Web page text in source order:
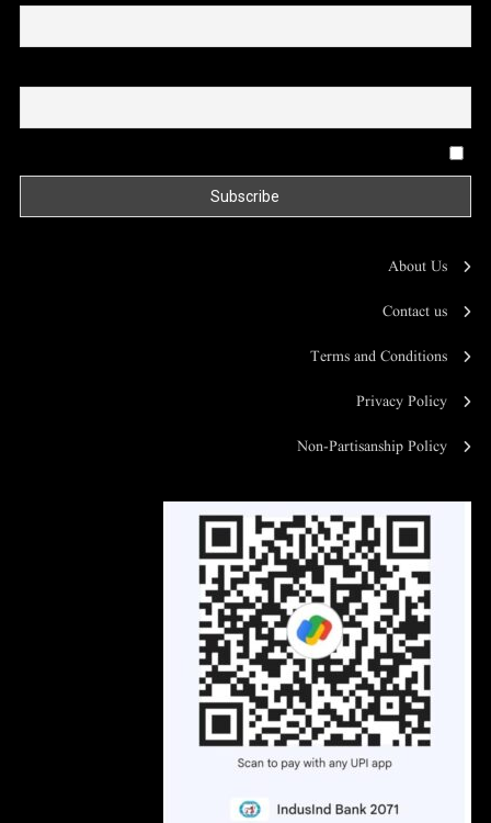
About Us
Contact us
Terms and Conditions
Privacy Policy
Non-Partisanship Policy